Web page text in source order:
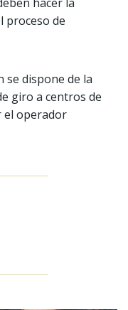
hacer la
proceso de
se dispone de la
giro a centros de
el operador